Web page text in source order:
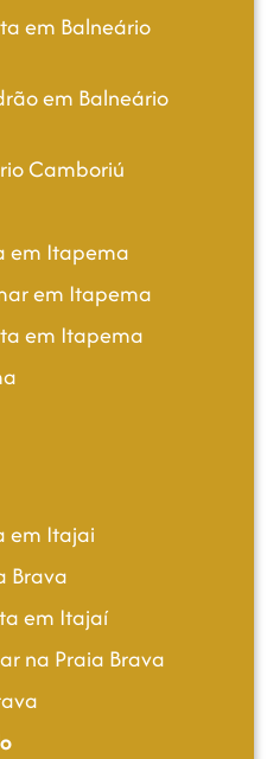
imobiliários
a partir de
uma pequena
seja de 20% do
parcelado até a
posteriormente,
se compra um
planta?
o saldo
que pode ser
for entregue
direto
adicionais como
e ITBI (Imposto
em Balneário
em Balneário
Camboriú
em Itapema
em Itapema
em Itapema
em Itajai
Brava
em Itajaí
na Praia Brava